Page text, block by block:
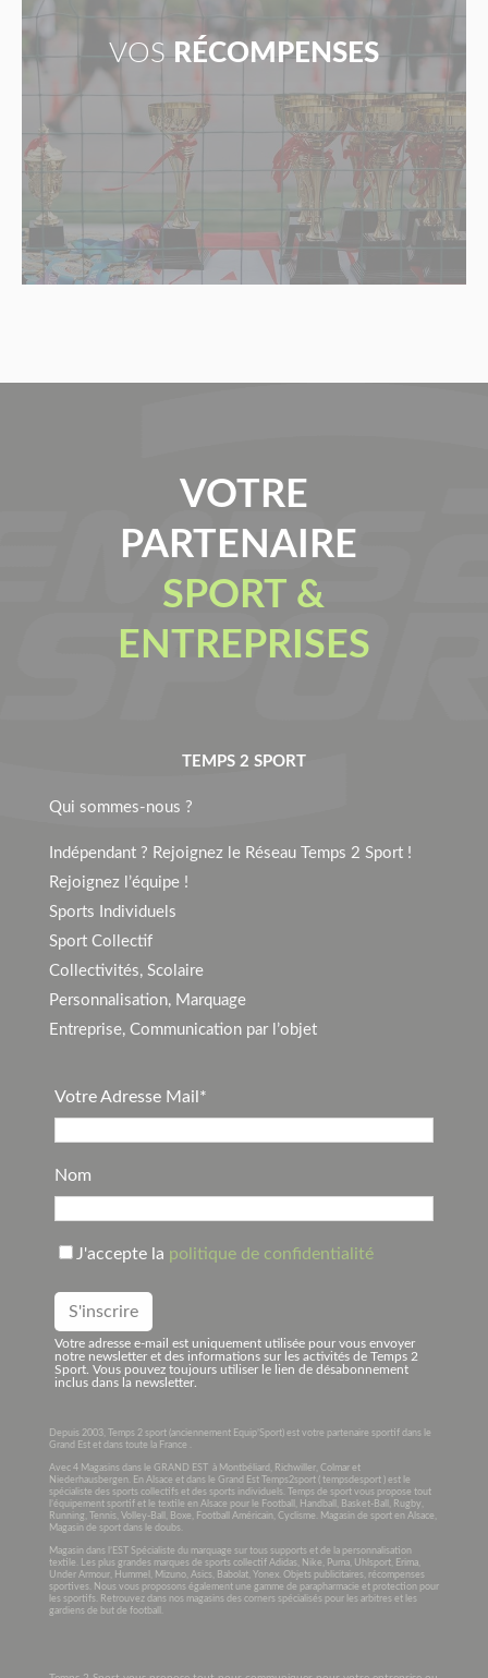
VOS RÉCOMPENSES
VOTRE
PARTENAIRE
SPORT &
ENTREPRISES
TEMPS 2 SPORT
Qui sommes-nous ?
Indépendant ? Rejoignez le Réseau Temps 2 Sport !
Rejoignez l’équipe !
Sports Individuels
Sport Collectif
Collectivités, Scolaire
Personnalisation, Marquage
Entreprise, Communication par l’objet
Votre Adresse Mail*
Nom
J'accepte la politique de confidentialité
Votre adresse e-mail est uniquement utilisée pour vous envoyer
notre newsletter et des informations sur les activités de Temps 2
Sport. Vous pouvez toujours utiliser le lien de désabonnement
inclus dans la newsletter.
Depuis 2003, Temps 2 sport (anciennement Equip’Sport) est votre partenaire sportif dans le
Grand Est et dans toute la France .
Avec 4 Magasins dans le GRAND EST à Montbéliard, Richwiller, Colmar et
Niederhausbergen. En Alsace et dans le Grand Est Temps2sport ( tempsdesport ) est le
spécialiste des sports collectifs et des sports individuels. Temps de sport vous propose tout
l’équipement sportif et le textile en Alsace pour le Football, Handball, Basket-Ball, Rugby,
Running, Tennis, Volley-Ball, Boxe, Football Américain, Cyclisme. Magasin de sport en Alsace,
Magasin de sport dans le doubs.
Magasin dans l’EST Spécialiste du marquage sur tous supports et de la personnalisation
textile. Les plus grandes marques de sports collectif Adidas, Nike, Puma, Uhlsport, Erima,
Under Armour, Hummel, Mizuno, Asics, Babolat, Yonex. Objets publicitaires, récompenses
sportives. Nous vous proposons également une gamme de parapharmacie et protection pour
les sportifs. Retrouvez dans nos magasins des corners spécialisés pour les arbitres et les
gardiens de but de football.